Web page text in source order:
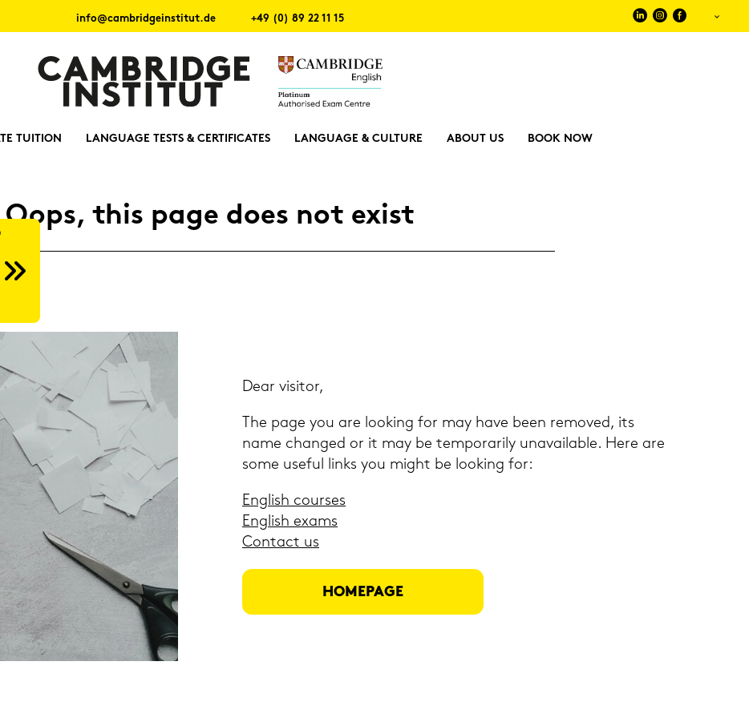
info@cambridgeinstitut.de +49 (0) 89 22 11 15
TUITION LANGUAGE TESTS & CERTIFICATES LANGUAGE & CULTURE ABOUT US BOOK NOW
Oops, this page does not exist
Dear vi­si­tor,
The page you are loo­king for may have been re­mo­ved, its
name chan­ged or it may be tem­pora­ri­ly una­vaila­ble. Here are
some use­ful links you might be loo­king for:
Eng­lish cour­ses
Eng­lish exams
Con­tact us
HOME­PAGE